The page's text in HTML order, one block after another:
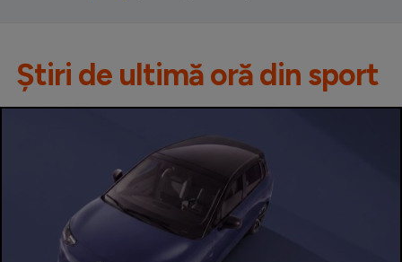
Știri de ultimă oră din sport